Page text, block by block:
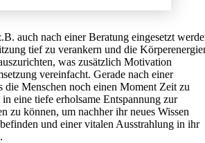
auch nach einer Beratung eingesetzt
tief zu verankern und die
was zusätzlich Motivation
vereinfacht. Gerade nach einer
die Menschen noch einen Moment Zeit zu
eine tiefe erholsame Entspannung zur
zu können, um nachher ihr neues Wissen
und einer vitalen Ausstrahlung in ihr